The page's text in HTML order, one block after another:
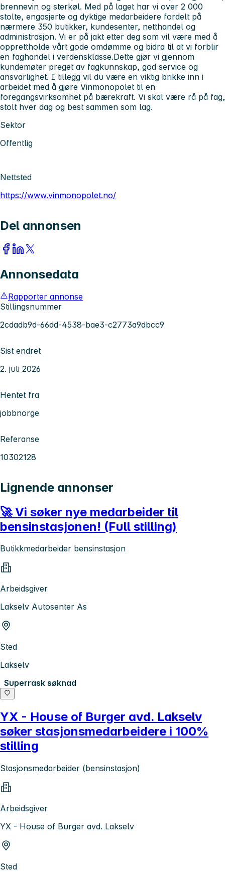
brennevin og sterkøl. Med på laget har vi over 2 000
stolte, engasjerte og dyktige medarbeidere fordelt på
nærmere 350 butikker, kundesenter, netthandel og
administrasjon. Vi er på jakt etter deg som vil være med å
opprettholde vårt gode omdømme og bidra til at vi forblir
en faghandel i verdensklasse.Dette gjør vi gjennom
kundemøter preget av fagkunnskap, god service og
ansvarlighet. I tillegg vil du være en viktig brikke inn i
arbeidet med å gjøre Vinmonopolet til en
foregangsvirksomhet på bærekraft. Vi skal være rå på fag,
stolt hver dag og best sammen som lag.
Sektor
Offentlig
Nettsted
https://www.vinmonopolet.no/
Del annonsen
Annonsedata
Rapporter annonse
Stillingsnummer
2cdadb9d-66dd-4538-bae3-c2773a9dbcc9
Sist endret
2. juli 2026
Hentet fra
jobbnorge
Referanse
10302128
Lignende annonser
🚀 Vi søker nye medarbeider til
bensinstasjonen! (Full stilling)
Butikkmedarbeider bensinstasjon
Arbeidsgiver
Lakselv Autosenter As
Sted
Lakselv
Superrask søknad
YX - House of Burger avd. Lakselv
søker stasjonsmedarbeidere i 100%
stilling
Stasjonsmedarbeider (bensinstasjon)
Arbeidsgiver
YX - House of Burger avd. Lakselv
Sted